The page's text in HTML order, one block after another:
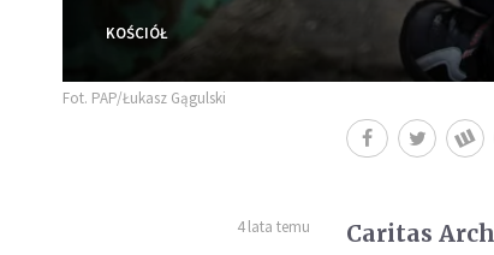
KOŚCIÓŁ
Fot. PAP/Łukasz Gągulski
4 lata temu
Caritas